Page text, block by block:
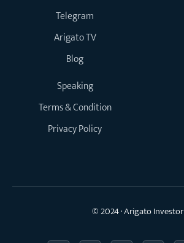
Telegram
Arigato TV
Blog
Speaking
Terms & Condition
Privacy Policy
© 2024 · Arigato Investor